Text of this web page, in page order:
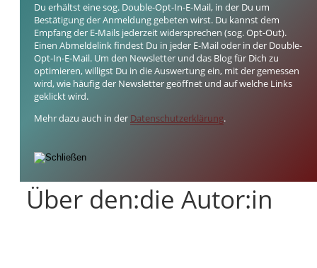
Du erhältst eine sog. Double-Opt-In-E-Mail, in der Du um
Bestätigung der Anmeldung gebeten wirst. Du kannst dem
Empfang der E-Mails jederzeit widersprechen (sog. Opt-Out).
Einen Abmeldelink findest Du in jeder E-Mail oder in der Double-
Opt-In-E-Mail. Um den Newsletter und das Blog für Dich zu
optimieren, willigst Du in die Auswertung ein, mit der gemessen
wird, wie häufig der Newsletter geöffnet und auf welche Links
geklickt wird.
Mehr dazu auch in der Datenschutzerklärung.
Über den:die Autor:in